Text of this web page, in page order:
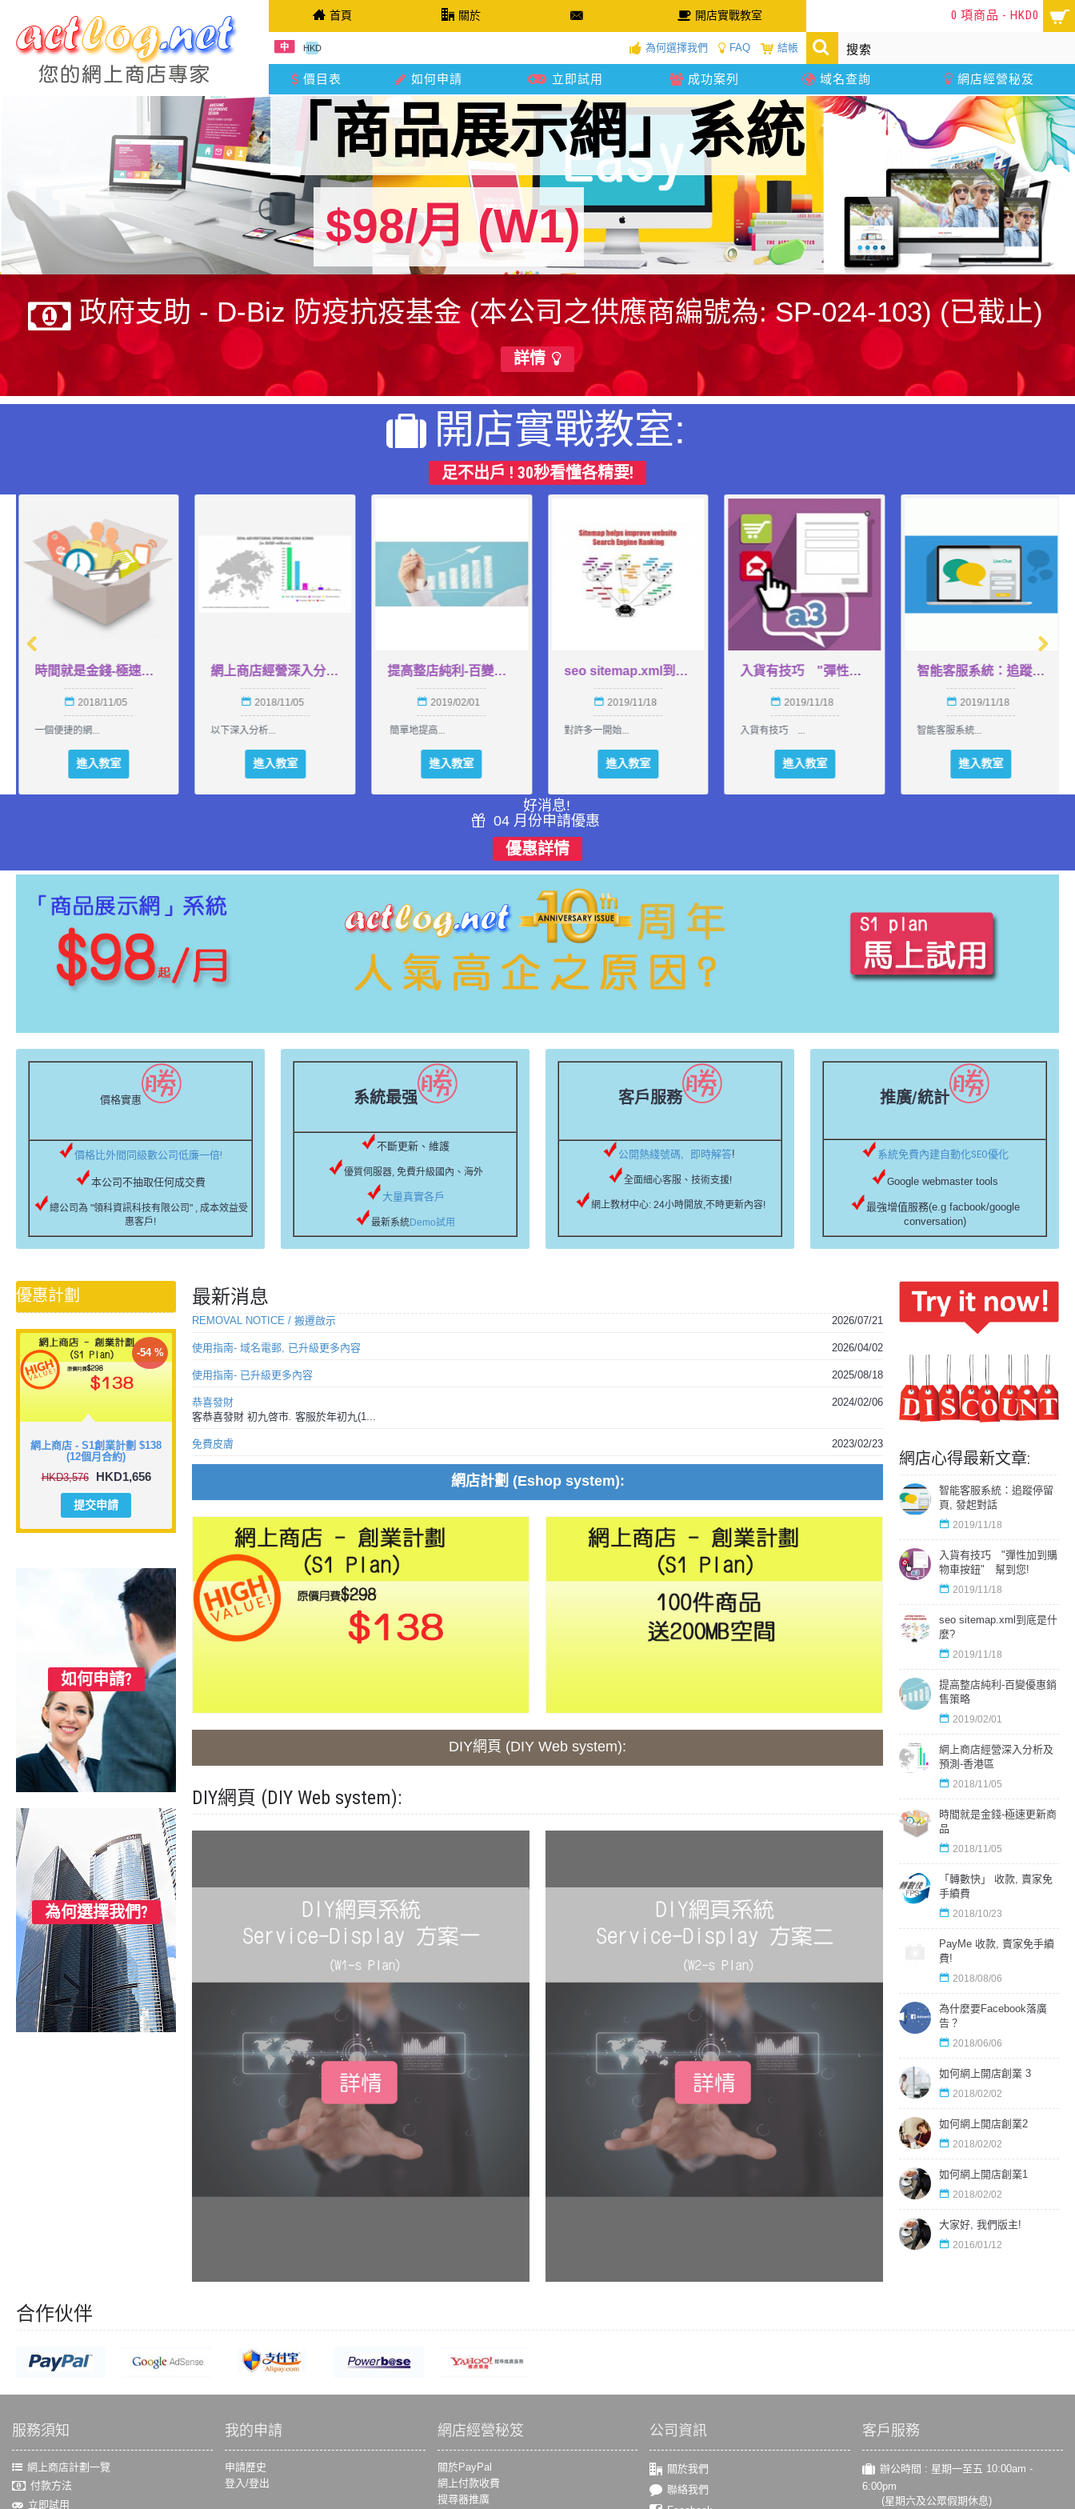
首頁 關於 開店實戰教室 0 項商品 - HKD0
HKD 為何選擇我們 FAQ 結帳
價目表 如何申請 立即試用 成功案列 域名查詢 網店經營秘笈
「商品展示網」系統
$98/月 (W1) 計劃詳情
政府支助 - D-Biz 防疫抗疫基金 (本公司之供應商編號為: SP-024-103) (已截止)
詳情
開店實戰教室:
足不出戶 ! 30秒看懂各精要!
為什麼要Facebook落廣告？
2018/06/06
為什麼要Fa...
進入教室
時間就是金錢-極速更新商品
2018/11/05
一個便捷的網...
進入教室
網上商店經營深入分析及預測-香港區
2018/11/05
以下深入分析...
進入教室
提高整店純利-百變優惠銷售策略
2019/02/01
簡單地提高...
進入教室
seo sitemap.xml到底是什麼?
2019/11/18
對許多一開始...
進入教室
入貨有技巧 "彈性加到購物車按鈕" 幫到您!
2019/11/18
入貨有技巧 ...
進入教室
好消息!
04 月份申請優惠
優惠詳情
價格實惠
價格比外間同級數公司低廉一倍!
本公司不抽取任何成交費
總公司為 "領科資訊科技有限公司" , 成本效益受
惠客戶!
系統最强
不斷更新、維護
優質伺服器, 免費升級國內、海外
大量真實各戶
最新系統Demo試用
客戶服務
公開熱綫號碼, 即時解答!
全面細心客服、技術支援!
網上教材中心: 24小時開放,不時更新內容!
推廣/統計
系統免費內建自動化SEO優化
Google webmaster tools
最強增值服務(e.g facbook/google
conversation)
優惠計劃
-54 %
網上商店 - S1創業計劃 $138
(12個月合約)
HKD3,576
HKD1,656
提交申請
如何申請?
為何選擇我們?
網店心得最新文章:
智能客服系統：追蹤停留
頁, 發起對話
2019/11/18
入貨有技巧 "彈性加到購
物車按鈕" 幫到您!
2019/11/18
seo sitemap.xml到底是什
麼?
2019/11/18
提高整店純利-百變優惠銷
售策略
2019/02/01
網上商店經營深入分析及
預測-香港區
2018/11/05
時間就是金錢-極速更新商
品
2018/11/05
「轉數快」 收款, 賣家免
手續費
2018/10/23
PayMe 收款, 賣家免手續
費!
2018/08/06
為什麼要Facebook落廣
告？
2018/06/06
如何網上開店創業 3
2018/02/02
如何網上開店創業2
2018/02/02
如何網上開店創業1
2018/02/02
大家好, 我們版主!
2016/01/12
最新消息
REMOVAL NOTICE / 搬遷啟示 2026/07/21
使用指南- 域名電郵, 已升級更多內容 2026/04/02
使用指南- 已升級更多內容 2025/08/18
恭喜發財
2024/02/06
客恭喜發財 初九啓市. 客服於年初九(1...
免費皮膚 2023/02/23
網店計劃 (Eshop system):
DIY網頁 (DIY Web system):
DIY網頁 (DIY Web system):
合作伙伴
服務須知
網上商店計劃一覽
付款方法
立即試用
我的申請
申請歷史
登入/登出
網店經營秘笈
關於PayPal
網上付款收費
搜尋器推廣
公司資訊
關於我們
聯絡我們
客戶服務
辦公時間 : 星期一至五 10:00am -
6:00pm
(星期六及公眾假期休息)